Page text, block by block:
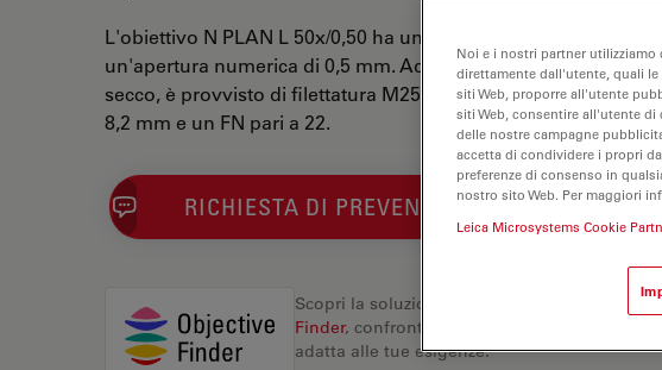
L'obiettivo N PLAN L 50x/0,50 ha un ingrandimento di 50X e
un'apertura numerica di 0,5 mm. Adatto per l'analisi dei
secco, è provvisto di filettatura M25, con una distanza di
8,2 mm e un FN pari a 22.
RICHIESTA DI PREVENTIVO
Scopri la soluzione perfetta. Esplora il nostro
Finder, confronta le alternative e trova
adatta alle tue esigenze.
Noi e i nostri partner
direttamente dall'utente, quali
siti Web, proporre all'utente
siti Web, consentire all'utente
delle nostre campagne
accetta di condividere i propri
preferenze di consenso in
nostro sito Web. Per maggiori
Leica Microsystems Cookie